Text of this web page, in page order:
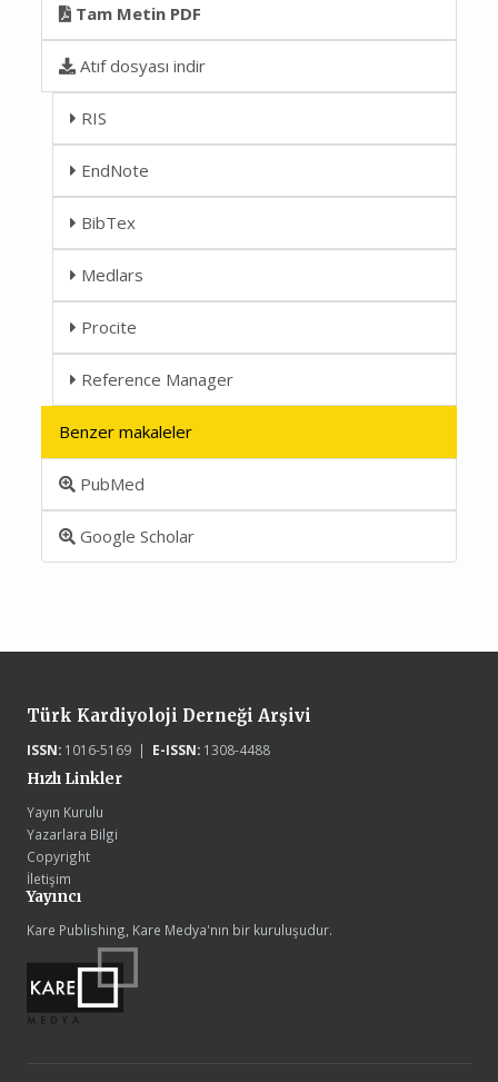
Tam Metin PDF
Atıf dosyası indir
RIS
EndNote
BibTex
Medlars
Procite
Reference Manager
Benzer makaleler
PubMed
Google Scholar
Türk Kardiyoloji Derneği Arşivi
ISSN:1016-5169 | E-ISSN:1308-4488
Hızlı Linkler
Yayın Kurulu
Yazarlara Bilgi
Copyright
İletişim
Yayıncı
Kare Publishing, Kare Medya'nın bir kuruluşudur.